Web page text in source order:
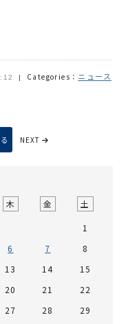
Categories： ニュース
NEXT
木 金 土
1
6 7
8
13 14
15
20 21
22
27 28
29